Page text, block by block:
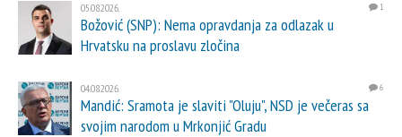
05.08.2026. 1
Božović (SNP): Nema opravdanja za odlazak u
Hrvatsku na proslavu zločina
04.08.2026. 6
Mandić: Sramota je slaviti "Oluju", NSD je večeras sa
svojim narodom u Mrkonjić Gradu